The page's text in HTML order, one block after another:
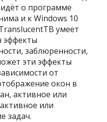
о программе
и к Windows 10
умеет
эффекты
заблюренности,
эти эффекты
от
окон в
активное или
или
задач.